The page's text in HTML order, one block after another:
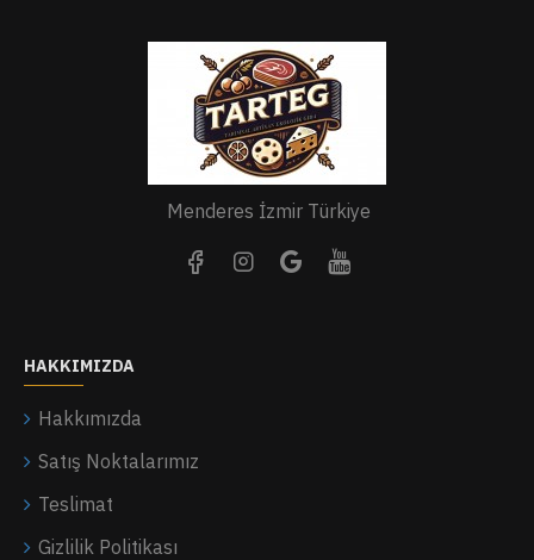
Menderes İzmir Türkiye
HAKKIMIZDA
Hakkımızda
Satış Noktalarımız
Teslimat
Gizlilik Politikası